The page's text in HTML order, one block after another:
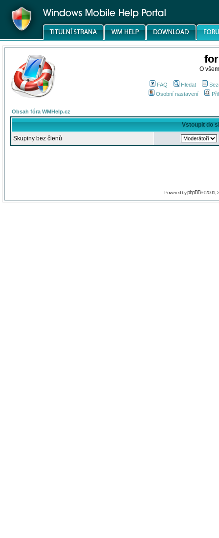
O
FAQ Hledat
Osobní nastavení
Obsah fóra WMHelp.cz
Vstoupit do
Skupiny bez členů
Powered byphpBB© 2001,